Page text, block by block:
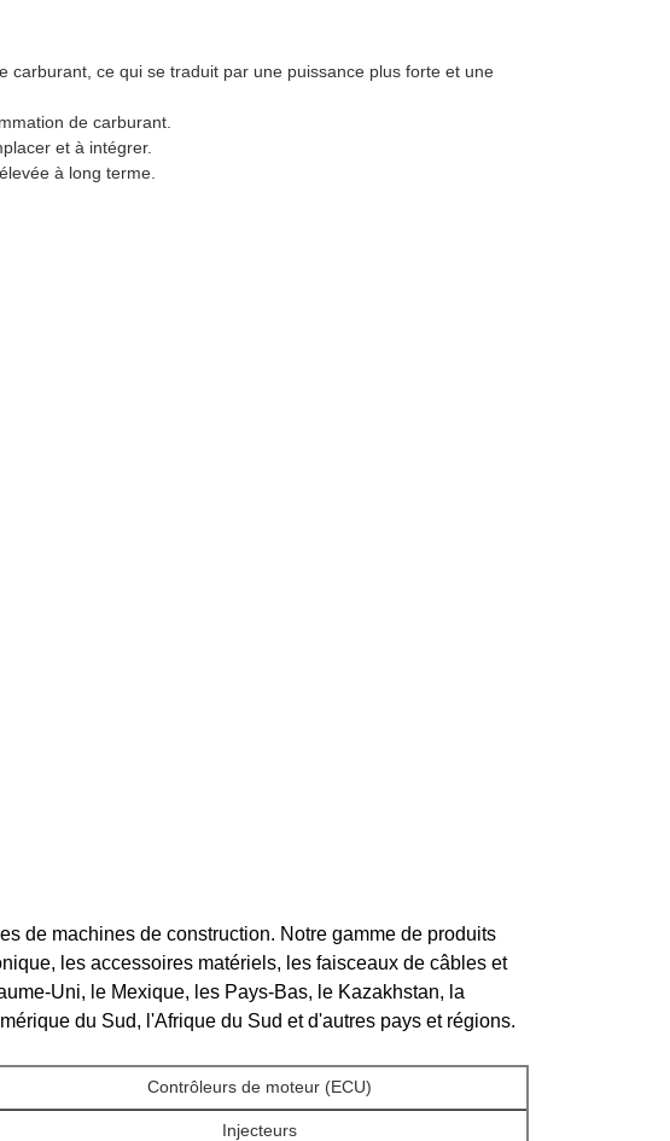
ce qui se traduit par une puissance plus forte et une
de carburant.
et à intégrer.
à long terme.
de machines de construction. Notre gamme de produits
les accessoires matériels, les faisceaux de câbles et
Uni, le Mexique, les Pays-Bas, le Kazakhstan, la
du Sud, l'Afrique du Sud et d'autres pays et régions.
Contrôleurs de moteur (ECU)
Injecteurs